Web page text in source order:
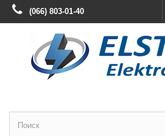
(066) 803-01-40